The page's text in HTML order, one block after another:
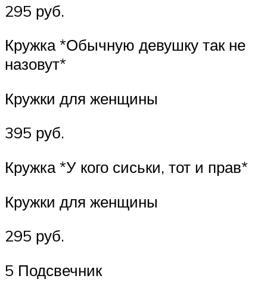
295 руб.
Кружка *Обычную девушку так не
назовут*
Кружки для женщины
395 руб.
Кружка *У кого сиськи, тот и прав*
Кружки для женщины
295 руб.
5 Подсвечник